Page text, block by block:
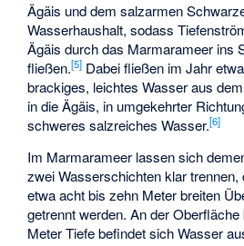
Ägäis und dem salzarmen
Wasserhaushalt, sodass
Ägäis durch das Marmarameer ins
fließen.[5] Dabei fließen im Jahr
brackiges, leichtes Wasser aus
in die Ägäis, in umgekehrter
schweres salzreiches Wasser.[6]
Im Marmarameer lassen sich
zwei Wasserschichten klar trennen,
etwa acht bis zehn Meter breiten
getrennt werden. An der
Meter Tiefe befindet sich Wasser